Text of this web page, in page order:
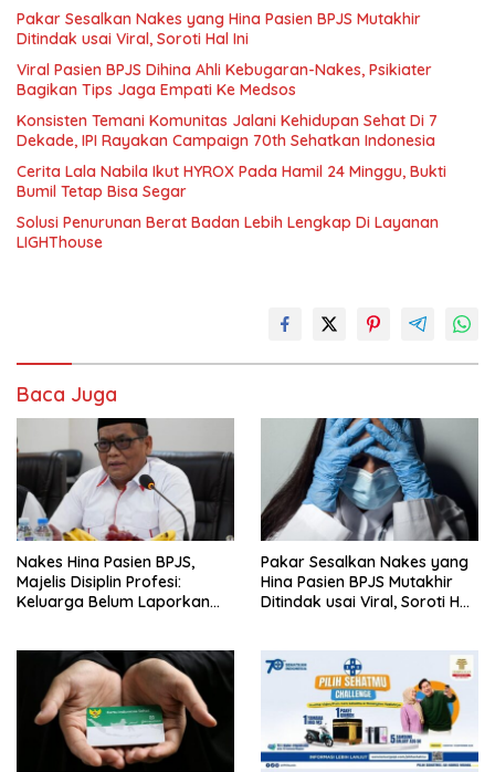
Pakar Sesalkan Nakes yang Hina Pasien BPJS Mutakhir
Ditindak usai Viral, Soroti Hal Ini
Viral Pasien BPJS Dihina Ahli Kebugaran-Nakes, Psikiater
Bagikan Tips Jaga Empati Ke Medsos
Konsisten Temani Komunitas Jalani Kehidupan Sehat Di 7
Dekade, IPI Rayakan Campaign 70th Sehatkan Indonesia
Cerita Lala Nabila Ikut HYROX Pada Hamil 24 Minggu, Bukti
Bumil Tetap Bisa Segar
Solusi Penurunan Berat Badan Lebih Lengkap Di Layanan
LIGHThouse
Baca Juga
Nakes Hina Pasien BPJS,
Majelis Disiplin Profesi:
Keluarga Belum Laporkan
Pakar Sesalkan Nakes yang
Hina Pasien BPJS Mutakhir
Ditindak usai Viral, Soroti Hal